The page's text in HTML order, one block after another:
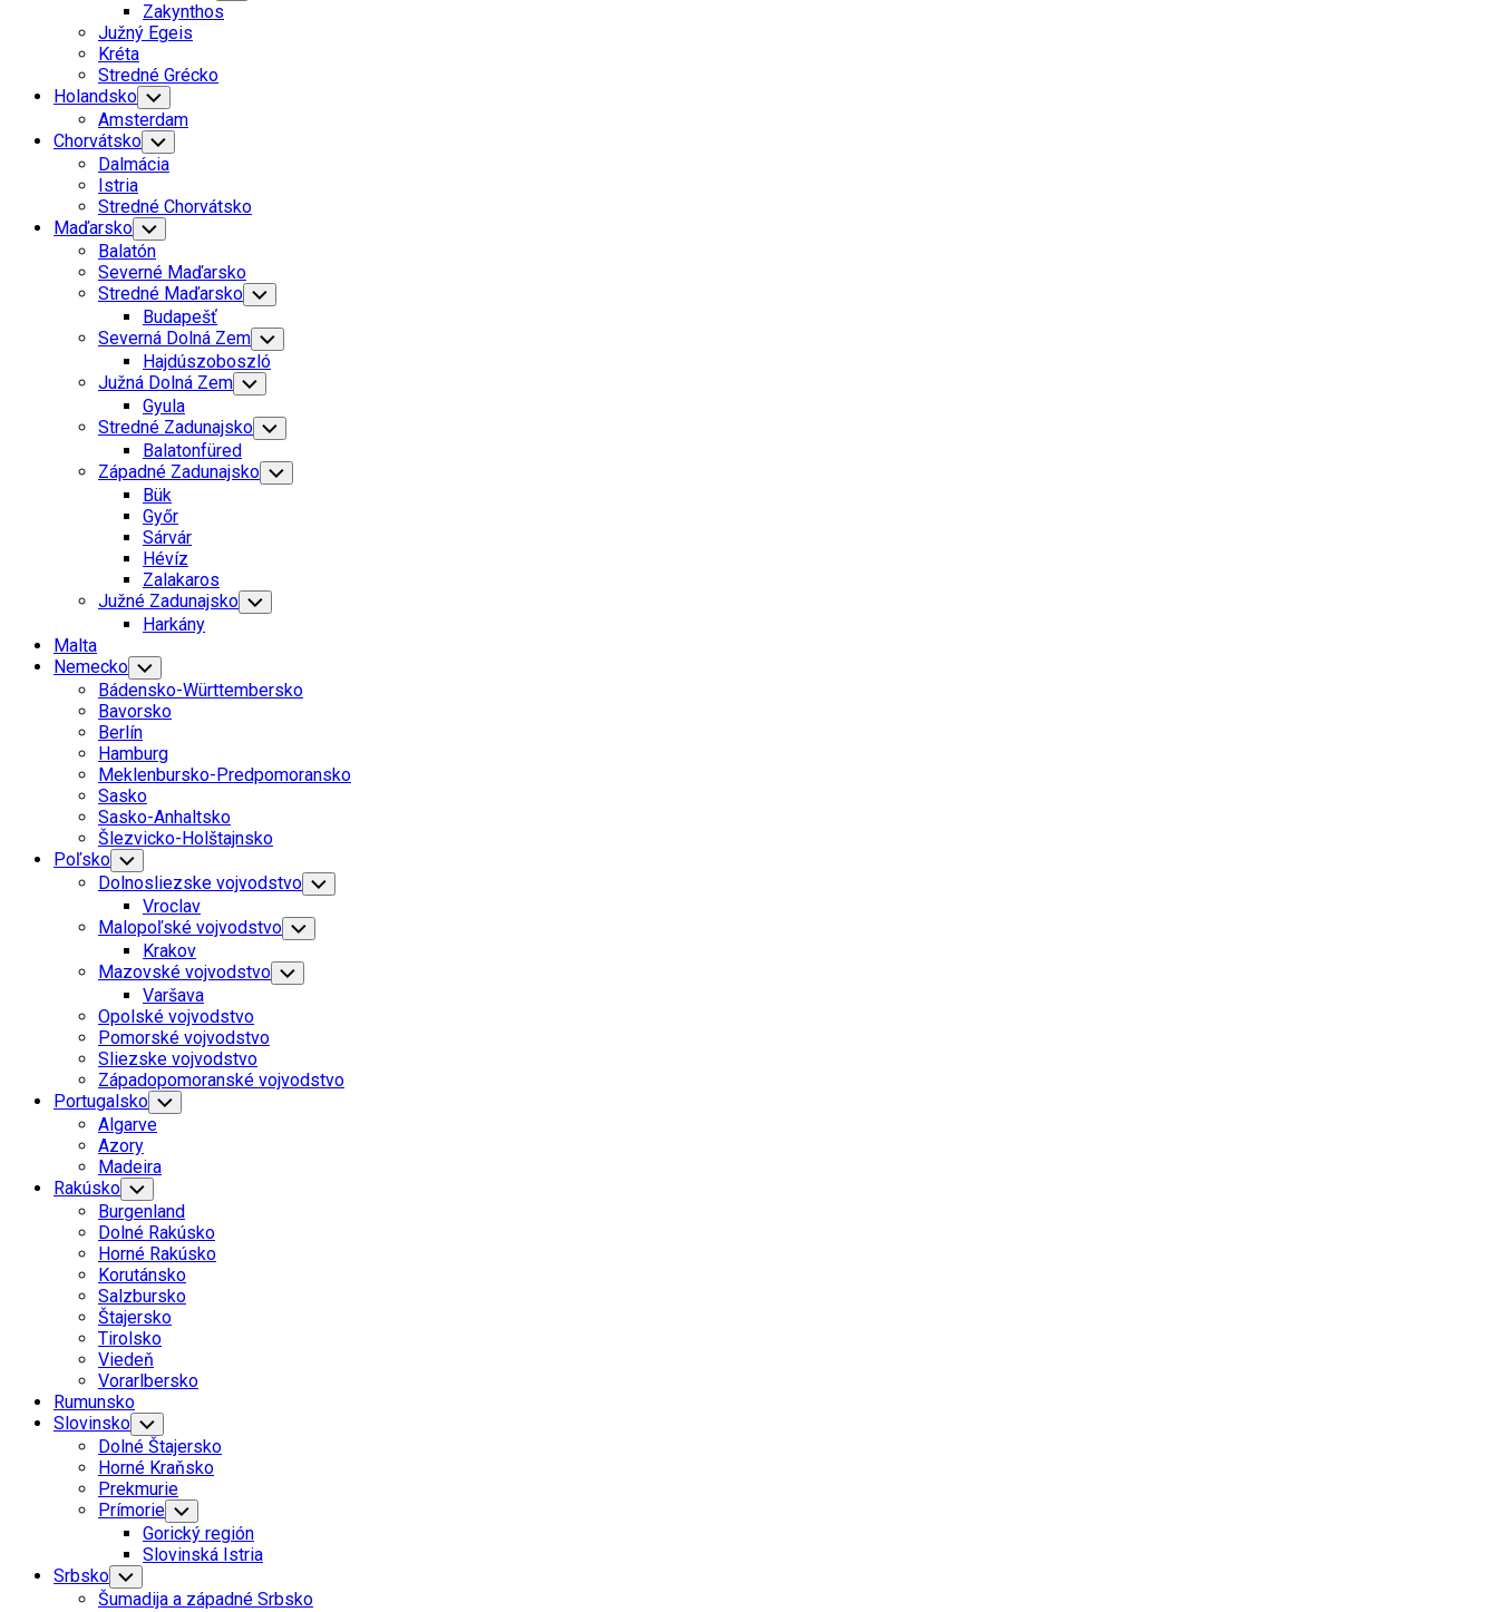
Child
Menu
Zakynthos
Južný Egeis
Kréta
Current
Page:
Stredné Grécko
Holandsko Toggle
Child
Menu
Amsterdam
Chorvátsko Toggle
Child
Menu
Dalmácia
Istria
Stredné Chorvátsko
Maďarsko Toggle
Child
Menu
Balatón
Severné Maďarsko
Stredné Maďarsko Toggle
Child
Menu
Budapešť
Severná Dolná Zem Toggle
Child
Menu
Hajdúszoboszló
Južná Dolná Zem Toggle
Child
Menu
Gyula
Stredné Zadunajsko Toggle
Child
Menu
Balatonfüred
Západné Zadunajsko Toggle
Child
Bük
Győr
Sárvár
Hévíz
Zalakaros
Južné Zadunajsko Toggle
Child
Harkány
Malta
Nemecko Toggle
Child
Menu
Bádensko-Württembersko
Bavorsko
Berlín
Hamburg
Meklenbursko-Predpomoransko
Sasko
Sasko-Anhaltsko
Šlezvicko-Holštajnsko
Poľsko Toggle
Child
Menu
Dolnosliezske vojvodstvo Toggle
Child
Menu
Vroclav
Malopoľské vojvodstvo Toggle
Child
Menu
Krakov
Mazovské vojvodstvo Toggle
Child
Varšava
Opolské vojvodstvo
Pomorské vojvodstvo
Sliezske vojvodstvo
Západopomoranské vojvodstvo
Portugalsko Toggle
Child
Menu
Algarve
Azory
Madeira
Rakúsko Toggle
Child
Menu
Burgenland
Dolné Rakúsko
Horné Rakúsko
Korutánsko
Salzbursko
Štajersko
Tirolsko
Viedeň
Vorarlbersko
Rumunsko
Slovinsko Toggle
Child
Menu
Dolné Štajersko
Horné Kraňsko
Prekmurie
Prímorie Toggle
Child
Menu
Gorický región
Slovinská Istria
Srbsko Toggle
Child
Šumadija a západné Srbsko